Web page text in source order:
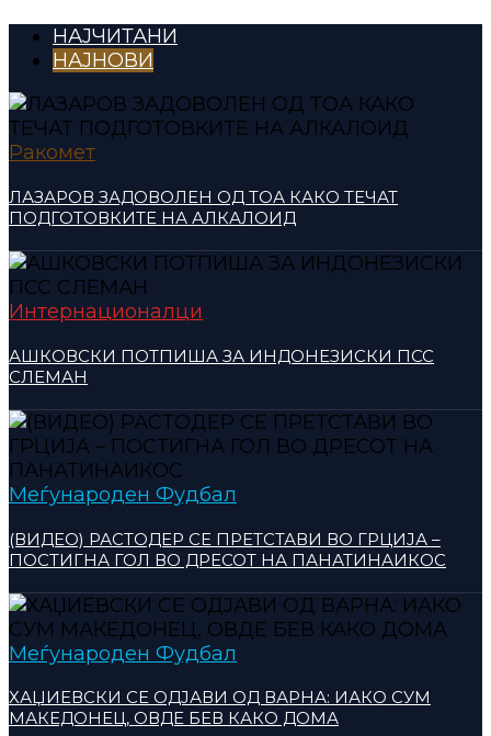
НАЈЧИТАНИ
НАЈНОВИ
Ракомет
ЛАЗАРОВ ЗАДОВОЛЕН ОД ТОА КАКО ТЕЧАТ
ПОДГОТОВКИТЕ НА АЛКАЛОИД
Интернационалци
АШКОВСКИ ПОТПИША ЗА ИНДОНЕЗИСКИ ПСС
СЛЕМАН
Меѓународен Фудбал
(ВИДЕО) РАСТОДЕР СЕ ПРЕТСТАВИ ВО ГРЦИЈА –
ПОСТИГНА ГОЛ ВО ДРЕСОТ НА ПАНАТИНАИКОС
Меѓународен Фудбал
ХАЏИЕВСКИ СЕ ОДЈАВИ ОД ВАРНА: ИАКО СУМ
МАКЕДОНЕЦ, ОВДЕ БЕВ КАКО ДОМА